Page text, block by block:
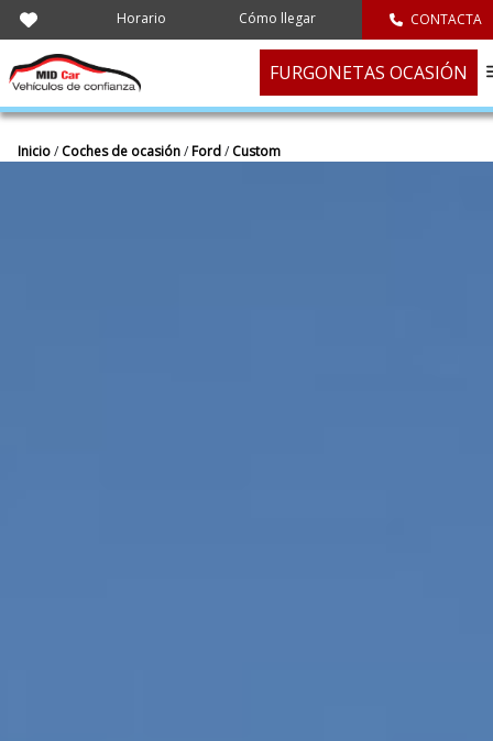
Horario Cómo llegar CONTACTA
FURGONETAS OCASIÓN
Inicio/ Coches de ocasión/Ford/ Custom